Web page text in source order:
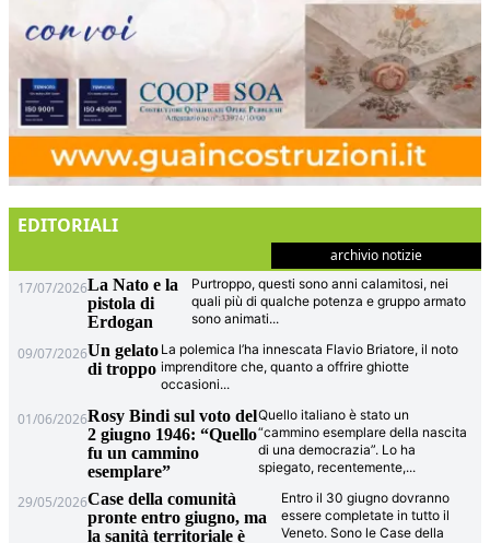
EDITORIALI
archivio notizie
17/07/2026La Nato e la
pistola di
Erdogan
Purtroppo, questi sono anni calamitosi, nei
quali più di qualche potenza e gruppo armato
sono animati...
09/07/2026Un gelato
di troppo
La polemica l’ha innescata Flavio Briatore, il noto
imprenditore che, quanto a offrire ghiotte
occasioni...
01/06/2026Rosy Bindi sul voto del
2 giugno 1946: “Quello
fu un cammino
esemplare”
Quello italiano è stato un
“cammino esemplare della nascita
di una democrazia”. Lo ha
spiegato, recentemente,...
29/05/2026Case della comunità
pronte entro giugno, ma
la sanità territoriale è
Entro il 30 giugno dovranno
essere completate in tutto il
Veneto. Sono le Case della